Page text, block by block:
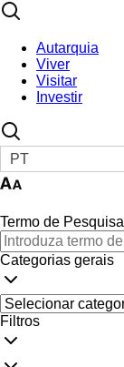
Autarquia
Viver
Visitar
Investir
PT
Termo de Pesquisa
Categorias gerais
Filtros